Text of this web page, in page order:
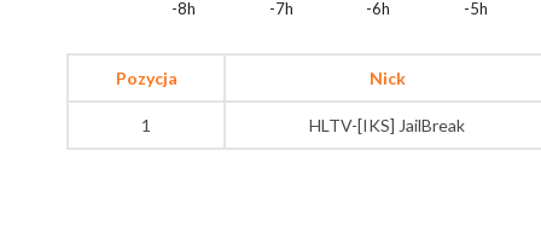
-8h -7h -6h -5h
Pozycja Nick
1 HLTV-[IKS] JailBreak